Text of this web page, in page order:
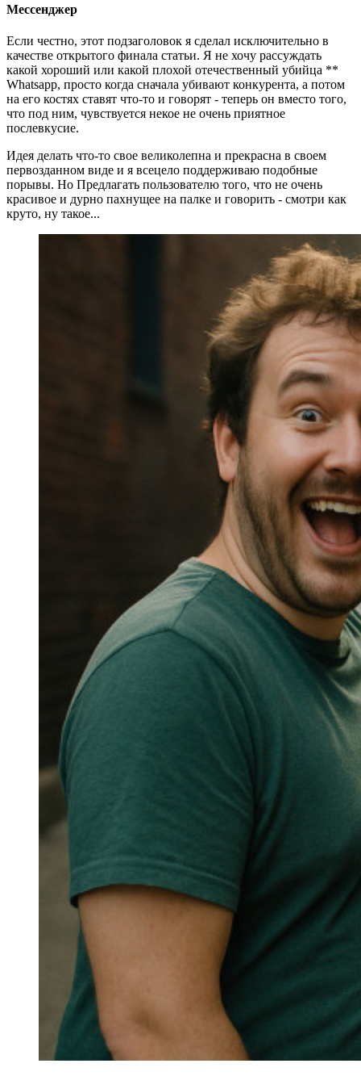
Мессенджер
Если честно, этот подзаголовок я сделал исключительно в
качестве открытого финала статьи. Я не хочу рассуждать
какой хороший или какой плохой отечественный убийца **
Whatsapp, просто когда сначала убивают конкурента, а потом
на его костях ставят что-то и говорят - теперь он вместо того,
что под ним, чувствуется некое не очень приятное
послевкусие.
Идея делать что-то свое великолепна и прекрасна в своем
первозданном виде и я всецело поддерживаю подобные
порывы. Но Предлагать пользователю того, что не очень
красивое и дурно пахнущее на палке и говорить - смотри как
круто, ну такое...